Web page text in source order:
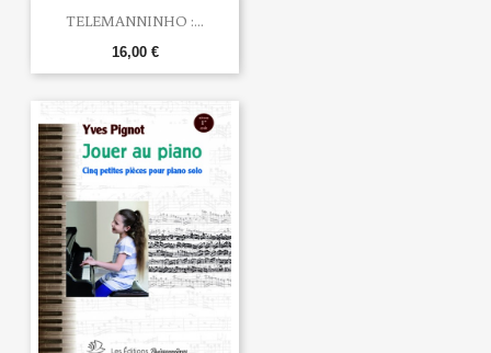
TELEMANNINHO :...
16,00 €